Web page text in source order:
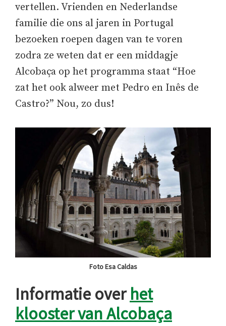
vertellen. Vrienden en Nederlandse
familie die ons al jaren in Portugal
bezoeken roepen dagen van te voren
zodra ze weten dat er een middagje
Alcobaça op het programma staat “Hoe
zat het ook alweer met Pedro en Inês de
Castro?” Nou, zo dus!
Foto Esa Caldas
Informatie overhet
klooster van Alcobaça